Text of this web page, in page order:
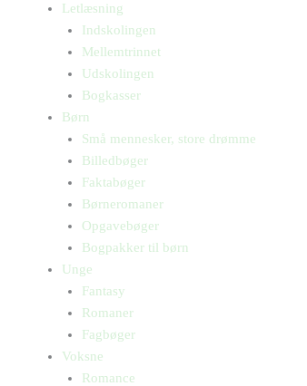
Letlæsning
Indskolingen
Mellemtrinnet
Udskolingen
Bogkasser
Børn
Små mennesker, store drømme
Billedbøger
Faktabøger
Børneromaner
Opgavebøger
Bogpakker til børn
Unge
Fantasy
Romaner
Fagbøger
Voksne
Romance